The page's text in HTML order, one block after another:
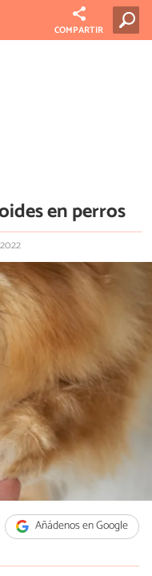
COMPARTIR
en perros
Añádenos en Google